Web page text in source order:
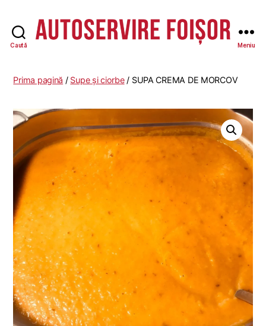
Caută Meniu
Prima pagină / Supe și ciorbe/ SUPA CREMA DE MORCOV